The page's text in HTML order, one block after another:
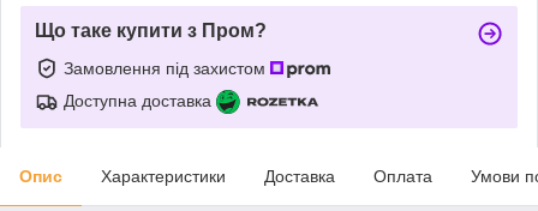
Що таке купити з Пром?
Замовлення під захистом
Доступна доставка
Опис Характеристики Доставка Оплата Умови